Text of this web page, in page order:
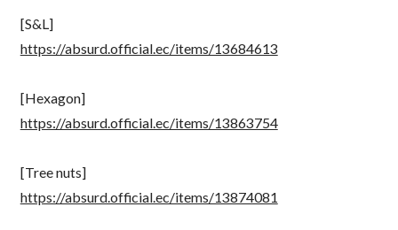
[S&L]
https://absurd.official.ec/items/13684613
[Hexagon]
https://absurd.official.ec/items/13863754
[Tree nuts]
https://absurd.official.ec/items/13874081